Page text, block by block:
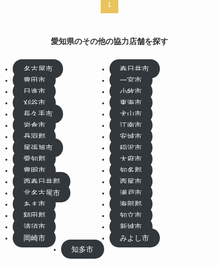
1
愛知県のその他の協力店舗を探す
名古屋市
春日井市
豊田市
一宮市
日進市
小牧市
刈谷市
東海市
長久手市
犬山市
岩倉市
江南市
丹羽郡
安城市
尾張旭市
稲沢市
愛知郡
大府市
豊明市
知多郡
西春日井郡
西尾市
北名古屋市
瀬戸市
あま市
海部郡
額田郡
知立市
清須市
新城市
岡崎市
みよし市
知多市